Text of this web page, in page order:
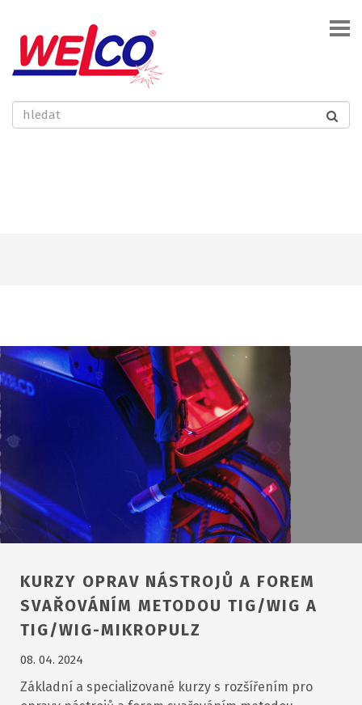
KURZY OPRAV NÁSTROJŮ A FOREM
SVAŘOVÁNÍM METODOU TIG/WIG A
TIG/WIG-MIKROPULZ
08. 04. 2024
Základní a specializované kurzy s rozšířením pro